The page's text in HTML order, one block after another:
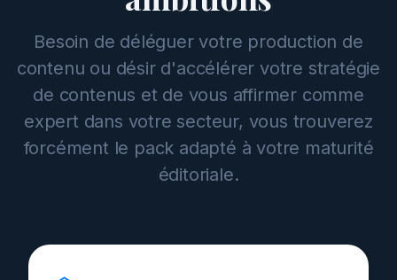
Besoin de déléguer votre production de
contenu ou désir d'accélérer votre stratégie
de contenus et de vous affirmer comme
expert dans votre secteur, vous trouverez
forcément le pack adapté à votre maturité
éditoriale.